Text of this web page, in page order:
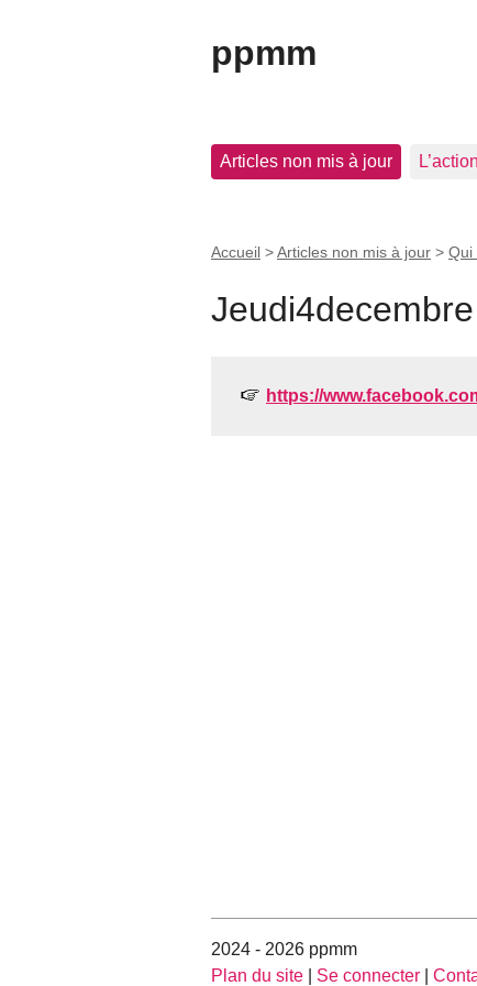
ppmm
Articles non mis à jour L’action
Accueil >Articles non mis à jour > Qui
https://
2024 - 2026 ppmm
Plan du site
Se connecter